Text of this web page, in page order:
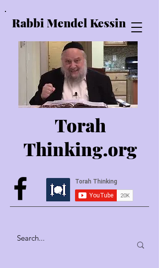
Rabbi Mendel Kessin
Torah
Thinking.org